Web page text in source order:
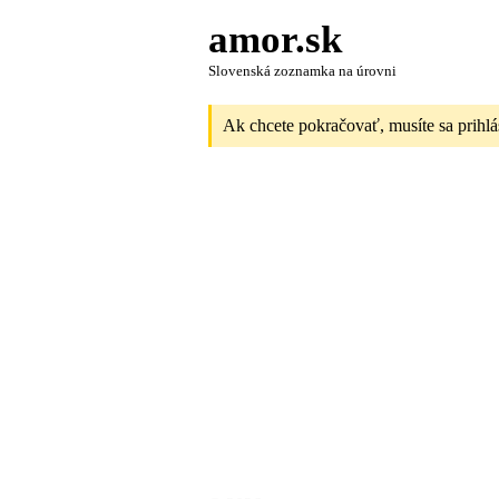
amor.sk
Slovenská zoznamka na úrovni
Ak chcete pokračovať, musíte sa